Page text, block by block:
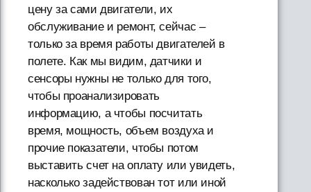
цену за сами двигатели, их
обслуживание и ремонт, сейчас –
только за время работы двигателей в
полете. Как мы видим, датчики и
сенсоры нужны не только для того,
чтобы проанализировать
информацию, а чтобы посчитать
время, мощность, объем воздуха и
прочие показатели, чтобы потом
выставить счет на оплату или увидеть,
насколько задействован тот или иной